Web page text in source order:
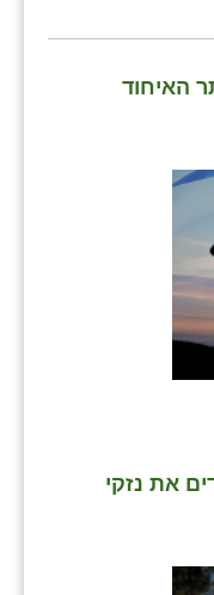
האיחוד
את נזקי